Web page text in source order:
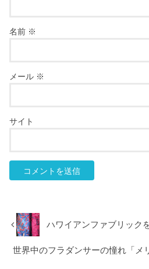
名前 ※
メール ※
サイト
ハワイアンファブリック
世界中のフラダンサーの憧れ「メ